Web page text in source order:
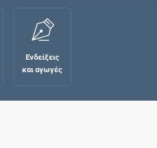
Ενδείξεις
και αγωγές